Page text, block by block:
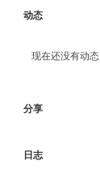
动态
现在还没有动态
分享
日志